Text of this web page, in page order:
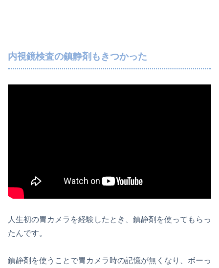
内視鏡検査の鎮静剤もきつかった
人生初の胃カメラを経験したとき、鎮静剤を使ってもらっ
たんです。
鎮静剤を使うことで胃カメラ時の記憶が無くなり、ボーっ